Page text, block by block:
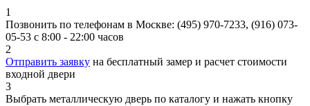
1
Позвонить по телефонам в Москве: (495) 970-7233, (916) 073-
05-53 с 8:00 - 22:00 часов
2
Отправить заявку на бесплатный замер и расчет стоимости
входной двери
3
Выбрать металлическую дверь по каталогу и нажать кнопку